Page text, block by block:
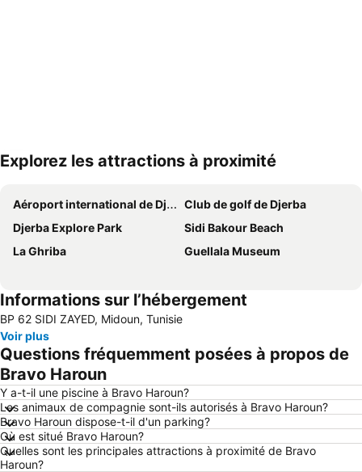
Explorez les attractions à proximité
Aéroport international de Djerba-Zarzis
Club de golf de Djerba
Djerba Explore Park
Sidi Bakour Beach
La Ghriba
Guellala Museum
Informations sur l’hébergement
BP 62 SIDI ZAYED, Midoun, Tunisie
Voir plus
Questions fréquemment posées à propos de
Bravo Haroun
Y a-t-il une piscine à Bravo Haroun?
Les animaux de compagnie sont-ils autorisés à Bravo Haroun?
Bravo Haroun dispose-t-il d'un parking?
Où est situé Bravo Haroun?
Quelles sont les principales attractions à proximité de Bravo
Haroun?